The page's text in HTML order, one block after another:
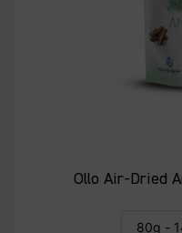
Ollo Air-Dried